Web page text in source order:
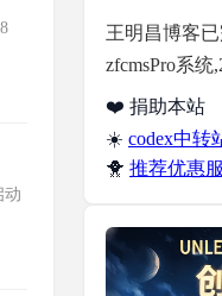
动
王明昌博客
zfcmsPro系
❤️ 捐助本站
☀️ codex中转
🐥 推荐优惠